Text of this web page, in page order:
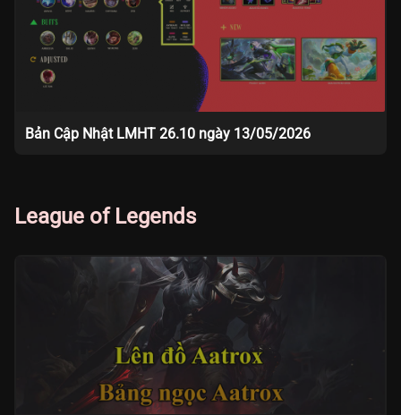
Bản Cập Nhật LMHT 26.10 ngày 13/05/2026
League of Legends